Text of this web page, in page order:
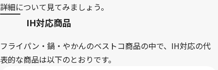
詳細について見てみましょう。
IH対応商品
フライパン・鍋・やかんのベストコ商品の中で、IH対応の代
表的な商品は以下のとおりです。